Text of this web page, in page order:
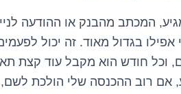
המכתב מהבנק או ההודעה
בגדול מאוד. זה יכול
וכל חודש הוא מקבל עוד קצת
אם רוב ההכנסה שלי הולכת